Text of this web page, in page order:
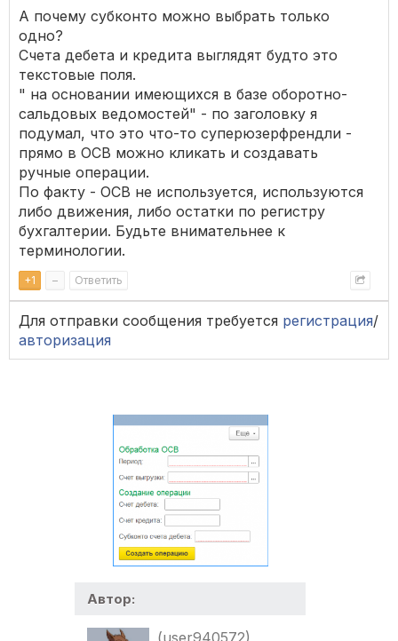
А почему субконто можно выбрать только
одно?
Счета дебета и кредита выглядят будто это
текстовые поля.
" на основании имеющихся в базе оборотно-
сальдовых ведомостей" - по заголовку я
подумал, что это что-то суперюзерфрендли -
прямо в ОСВ можно кликать и создавать
ручные операции.
По факту - ОСВ не используется, используются
либо движения, либо остатки по регистру
бухгалтерии. Будьте внимательнее к
терминологии.
+1 – Ответить
Для отправки сообщения требуется регистрация/
авторизация
Автор: